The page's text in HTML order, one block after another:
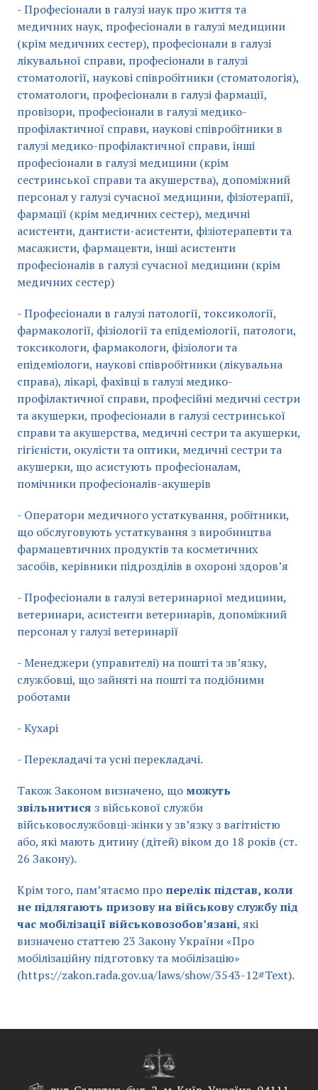
- Професіонали в галузі наук про життя та
медичних наук, професіонали в галузі медицини
(крім медичних сестер), професіонали в галузі
лікувальної справи, професіонали в галузі
стоматології, наукові співробітники (стоматологія),
стоматологи, професіонали в галузі фармації,
провізори, професіонали в галузі медико-
профілактичної справи, наукові співробітники в
галузі медико-профілактичної справи, інші
професіонали в галузі медицини (крім
сестринської справи та акушерства), допоміжний
персонал у галузі сучасної медицини, фізіотерапії,
фармації (крім медичних сестер), медичні
асистенти, дантисти-асистенти, фізіотерапевти та
масажисти, фармацевти, інші асистенти
професіоналів в галузі сучасної медицини (крім
медичних сестер)
- Професіонали в галузі патології, токсикології,
фармакології, фізіології та епідеміології, патологи,
токсикологи, фармакологи, фізіологи та
епідеміологи, наукові співробітники (лікувальна
справа), лікарі, фахівці в галузі медико-
профілактичної справи, професійні медичні сестри
та акушерки, професіонали в галузі сестринської
справи та акушерства, медичні сестри та акушерки,
гігієністи, окулісти та оптики, медичні сестри та
акушерки, що асистують професіоналам,
помічники професіоналів-акушерів
- Оператори медичного устаткування, робітники,
що обслуговують устаткування з виробництва
фармацевтичних продуктів та косметичних
засобів, керівники підрозділів в охороні здоров’я
- Професіонали в галузі ветеринарної медицини,
ветеринари, асистенти ветеринарів, допоміжний
персонал у галузі ветеринарії
- Менеджери (управителі) на пошті та зв’язку,
службовці, що зайняті на пошті та подібними
роботами
- Кухарі
- Перекладачі та усні перекладачі.
Також Законом визначено, щоможуть
звільнитися з військової служби
військовослужбовці-жінки у зв’язку з вагітністю
або, які мають дитину (дітей) віком до 18 років (ст.
26 Закону).
Крім того, пам’ятаємо про перелік підстав, коли
не підлягають призову на військову службу під
час мобілізації військовозобов’язані, які
визначено статтею 23 Закону України «Про
мобілізаційну підготовку та мобілізацію»
(https://zakon.rada.gov.ua/laws/show/3543-12#Text).